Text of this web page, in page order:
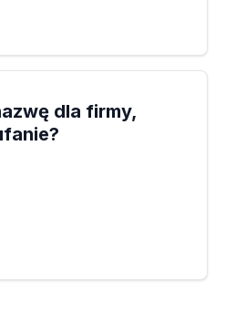
dla firmy,